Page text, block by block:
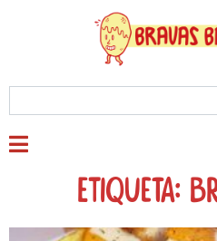
Etiqueta: